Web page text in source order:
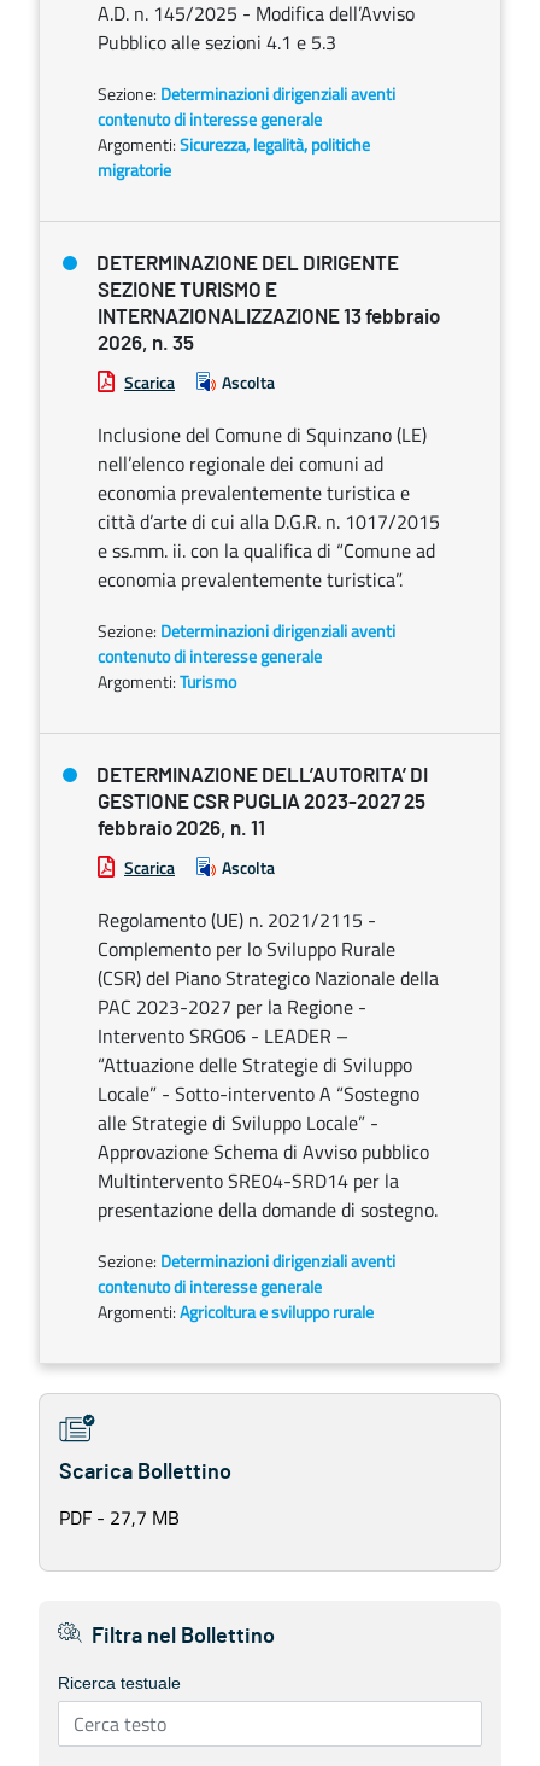
A.D. n. 145/2025 - Modifica dell’Avviso
Pubblico alle sezioni 4.1 e 5.3
Sezione: Determinazioni dirigenziali aventi
contenuto di interesse generale
Argomenti:Sicurezza, legalità, politiche
migratorie
DETERMINAZIONE DEL DIRIGENTE
SEZIONE TURISMO E
INTERNAZIONALIZZAZIONE 13 febbraio
2026, n. 35
Scarica Ascolta
Inclusione del Comune di Squinzano (LE)
nell’elenco regionale dei comuni ad
economia prevalentemente turistica e
città d’arte di cui alla D.G.R. n. 1017/2015
e ss.mm. ii. con la qualifica di “Comune ad
economia prevalentemente turistica”.
Sezione: Determinazioni dirigenziali aventi
contenuto di interesse generale
Argomenti:Turismo
DETERMINAZIONE DELL’AUTORITA’ DI
GESTIONE CSR PUGLIA 2023-2027 25
febbraio 2026, n. 11
Scarica Ascolta
Regolamento (UE) n. 2021/2115 -
Complemento per lo Sviluppo Rurale
(CSR) del Piano Strategico Nazionale della
PAC 2023-2027 per la Regione -
Intervento SRG06 - LEADER –
“Attuazione delle Strategie di Sviluppo
Locale” - Sotto-intervento A “Sostegno
alle Strategie di Sviluppo Locale” -
Approvazione Schema di Avviso pubblico
Multintervento SRE04-SRD14 per la
presentazione della domande di sostegno.
Sezione: Determinazioni dirigenziali aventi
contenuto di interesse generale
Argomenti:Agricoltura e sviluppo rurale
Scarica Bollettino
PDF - 27,7 MB
Filtra nel Bollettino
Ricerca testuale